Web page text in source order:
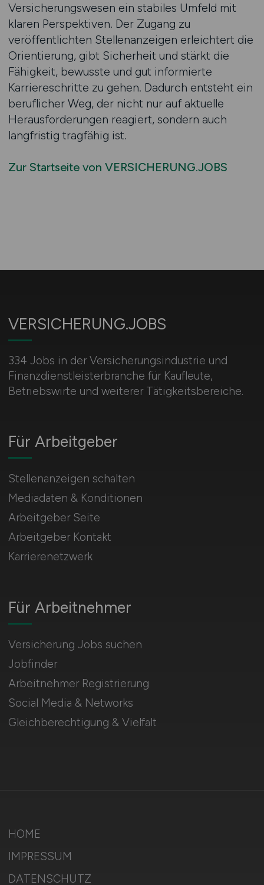
Versicherungswesen ein stabiles Umfeld mit
klaren Perspektiven. Der Zugang zu
veröffentlichten Stellenanzeigen erleichtert die
Orientierung, gibt Sicherheit und stärkt die
Fähigkeit, bewusste und gut informierte
Karriereschritte zu gehen. Dadurch entsteht ein
beruflicher Weg, der nicht nur auf aktuelle
Herausforderungen reagiert, sondern auch
langfristig tragfähig ist.
Zur Startseite von VERSICHERUNG.JOBS
VERSICHERUNG.JOBS
334 Jobs in der Versicherungsindustrie und
Finanzdienstleisterbranche für Kaufleute,
Betriebswirte und weiterer Tätigkeitsbereiche.
Für Arbeitnehmer
Versicherung Jobs suchen
Jobfinder
Arbeitnehmer Registrierung
Social Media & Networks
Gleichberechtigung & Vielfalt
Für Arbeitgeber
Stellenanzeigen schalten
Mediadaten & Konditionen
Arbeitgeber Seite
Arbeitgeber Kontakt
Karrierenetzwerk
HOME
IMPRESSUM
DATENSCHUTZ